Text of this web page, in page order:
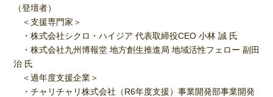
（登壇者）
＜支援専門家＞
・株式会社シクロ・ハイジア 代表取締役CEO 小林 誠 氏
・株式会社九州博報堂 地方創生推進局 地域活性フェロー 副田
治 氏
＜過年度支援企業＞
・チャリチャリ株式会社（R6年度支援）事業開発部事業開発